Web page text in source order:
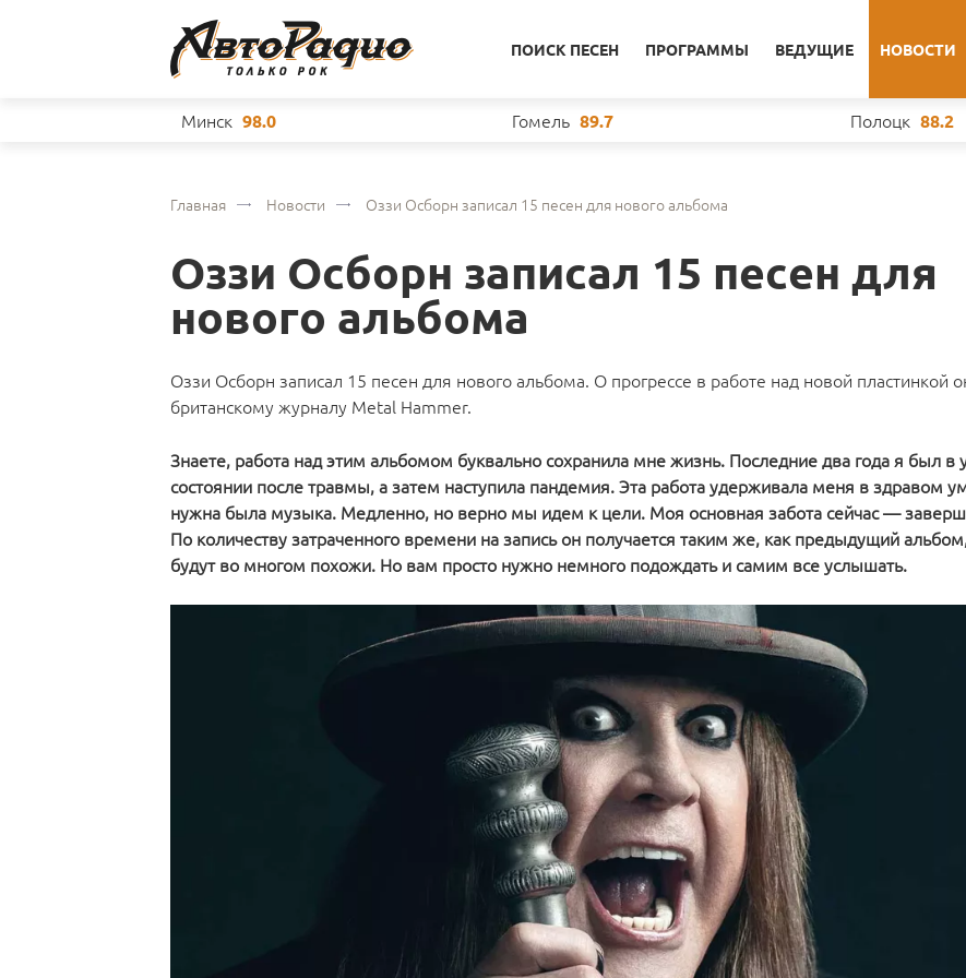
ПОИСК ПЕСЕН ПРОГРАММЫ ВЕДУЩИЕ НОВОСТИ
Минск 98.0 Гомель 89.7 Полоцк 88.2
Главная Новости Оззи Осборн записал 15 песен для нового альбома
Оззи Осборн записал 15 песен для
нового альбома
Оззи Осборн записал 15 песен для нового альбома. О прогрессе в работе над новой пластинкой
британскому журналу Metal Hammer.
Знаете, работа над этим альбомом буквально сохранила мне жизнь. Последние два года я был в
состоянии после травмы, а затем наступила пандемия. Эта работа удерживала меня в здравом
нужна была музыка. Медленно, но верно мы идем к цели. Моя основная забота сейчас —
По количеству затраченного времени на запись он получается таким же, как предыдущий
будут во многом похожи. Но вам просто нужно немного подождать и самим все услышать.